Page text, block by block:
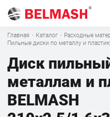
Главная · Каталог · Расходные
Пильные диски по металлу и
Диск
металлам и
BELMASH